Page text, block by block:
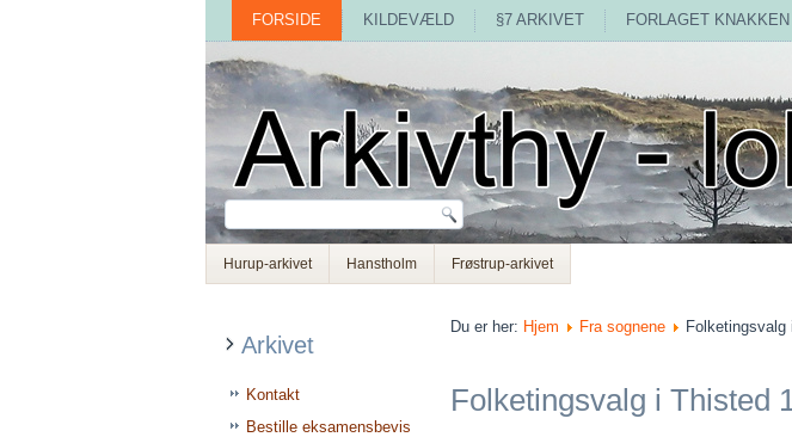
FORSIDE KILDEVÆLD §7 ARKIVET FORLAGET KNAKKEN
Hurup-arkivet Hanstholm Frøstrup-arkivet
Arkivet
Kontakt
Bestille eksamensbevis
Du er her: Hjem Fra sognene Folketingsvalg
Folketingsvalg i Thisted